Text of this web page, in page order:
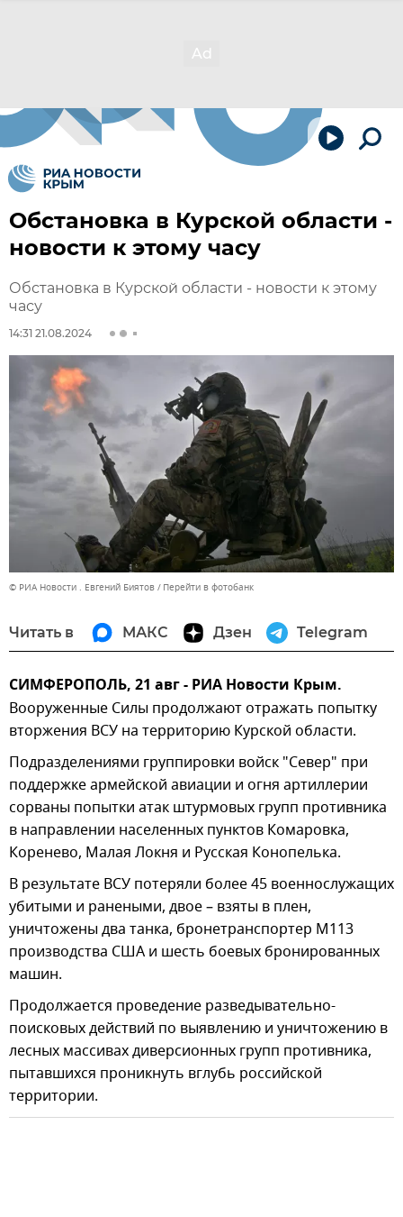
Обстановка в Курской области -
новости к этому часу
Обстановка в Курской области - новости к этому
часу
14:31 21.08.2024
© РИА Новости . Евгений Биятов Перейти в фотобанк
Читать в МАКС Дзен Telegram
СИМФЕРОПОЛЬ, 21 авг - РИА Новости Крым.
Вооруженные Силы продолжают отражать попытку
вторжения ВСУ на территорию Курской области.
Подразделениями группировки войск "Север" при
поддержке армейской авиации и огня артиллерии
сорваны попытки атак штурмовых групп противника
в направлении населенных пунктов Комаровка,
Коренево, Малая Локня и Русская Конопелька.
В результате ВСУ потеряли более 45 военнослужащих
убитыми и ранеными, двое – взяты в плен,
уничтожены два танка, бронетранспортер М113
производства США и шесть боевых бронированных
машин.
Продолжается проведение разведывательно-
поисковых действий по выявлению и уничтожению в
лесных массивах диверсионных групп противника,
пытавшихся проникнуть вглубь российской
территории.